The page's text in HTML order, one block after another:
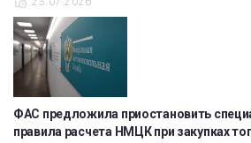
ФАС предложила приостановить
правила расчета НМЦК при закупках